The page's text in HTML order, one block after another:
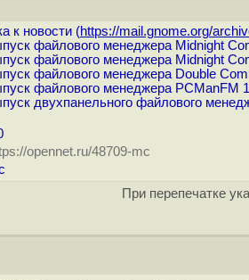
к новости (https://mail.gnome.org/
файлового менеджера Midnight
файлового менеджера Midnight
файлового менеджера Double
файлового менеджера PCManFM
двухпанельного файлового
opennet.ru/48709-mc
При перепечатке